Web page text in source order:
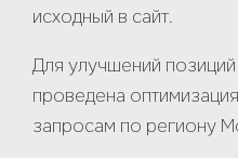
исходный в сайт.
Для улучшений
проведена
запросам по региону